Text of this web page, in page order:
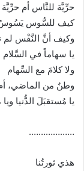
حرِّيَّة للنَّاس أم حرِّيَّة
كيف للسُّوس يَسُوسُ
وكيف أنَّ النَّفْس لم
يا سهاماً في السَّلام
ولا كلامَ مع السِّهام
وطنٌ من الماضي،
يا مُستقبَلَ الدُّنيا
……………….
هذي ثورتُنا